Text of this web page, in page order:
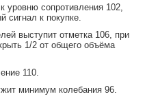
уровню сопротивления 102,
сигнал к покупке.
выступит отметка 106, при
1/2 от общего объёма
110.
минимум колебания 96.